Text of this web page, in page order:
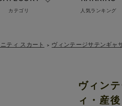
カテゴリ 人気ランキング
ティ スカート ＞ ヴィンテージサテンギャ
ヴィン
ィ・産